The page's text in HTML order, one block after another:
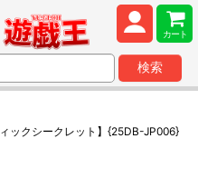
カート
検索
ックシークレット】{25DB-JP006}